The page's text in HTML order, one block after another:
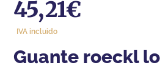
45,21€
IVA incluido
guante roeckl